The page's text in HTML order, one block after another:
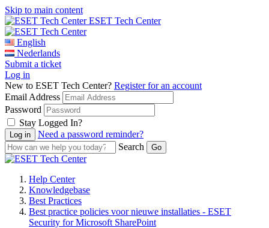
Skip to main content
ESET Tech Center
English
Nederlands
Submit a ticket
Log in
New to ESET Tech Center? Register for an account
Email Address
Password
Stay Logged In?
Need a password reminder?
Search
Help Center
Knowledgebase
Best Practices
Best practice policies voor nieuwe installaties - ESET
Security for Microsoft SharePoint